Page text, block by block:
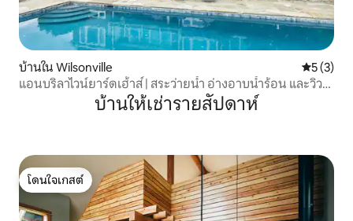
บ้านใน Wilsonville คะแนนเฉ
5 (3)
แอนบริลาไวน์ยาร์ดเฮ้าส์ | สระว่ายน้ำ อ่างอาบน้ำร้อน และวิว
บ้านให้เช่ารายสัปดาห์
โดนใจเกสต์
โดนใจเกสต์